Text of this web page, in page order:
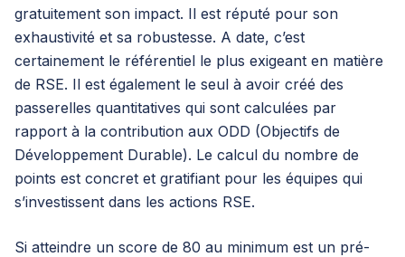
gratuitement son impact. Il est réputé pour son
exhaustivité et sa robustesse. A date, c’est
certainement le référentiel le plus exigeant en matière
de RSE. Il est également le seul à avoir créé des
passerelles quantitatives qui sont calculées par
rapport à la contribution aux ODD (Objectifs de
Développement Durable). Le calcul du nombre de
points est concret et gratifiant pour les équipes qui
s’investissent dans les actions RSE.
Si atteindre un score de 80 au minimum est un pré-